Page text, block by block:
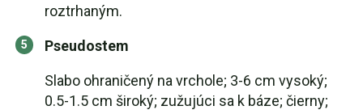
roztrhaným.
Pseudostem
Slabo ohraničený na vrchole; 3-6 cm vysoký;
0.5-1.5 cm široký; zužujúci sa k báze; čierny;